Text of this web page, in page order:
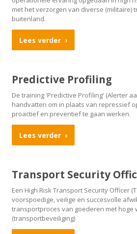
met het verzorgen van diverse (militaire)
buitenland.
Lees verder
Predictive Profiling
De training 'Predictive Profiling' (Alerter
handvatten om in plaats van repressief
proactief en preventief te gaan werken.
Lees verder
Transport Security
Een High Risk Transport Security Officer
voorspoedige, veilige en succesvolle
transportproces van goederen met hoge
(transportbeveiliging)